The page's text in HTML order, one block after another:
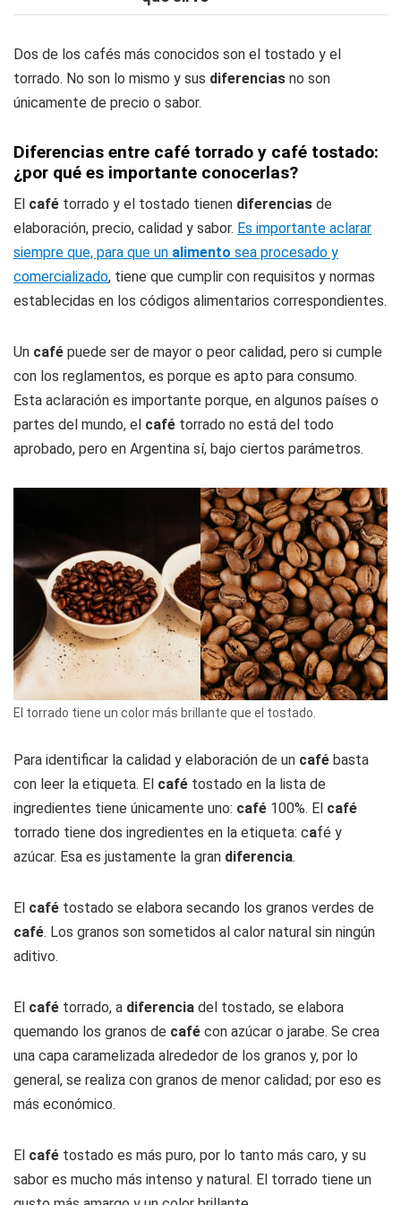
Dos de los cafés más conocidos son el tostado y el
torrado. No son lo mismo y sus diferencias no son
únicamente de precio o sabor.
Diferencias entre café torrado y café tostado:
¿por qué es importante conocerlas?
El café torrado y el tostado tienen diferencias de
elaboración, precio, calidad y sabor. Es importante aclarar
siempre que, para que un alimento sea procesado y
comercializado, tiene que cumplir con requisitos y normas
establecidas en los códigos alimentarios correspondientes.
Un café puede ser de mayor o peor calidad, pero si cumple
con los reglamentos, es porque es apto para consumo.
Esta aclaración es importante porque, en algunos países o
partes del mundo, el café torrado no está del todo
aprobado, pero en Argentina sí, bajo ciertos parámetros.
El torrado tiene un color más brillante que el tostado.
Para identificar la calidad y elaboración de un café basta
con leer la etiqueta. El café tostado en la lista de
ingredientes tiene únicamente uno: café 100%. El café
torrado tiene dos ingredientes en la etiqueta: café y
azúcar. Esa es justamente la gran diferencia.
El café tostado se elabora secando los granos verdes de
café. Los granos son sometidos al calor natural sin ningún
aditivo.
El café torrado, a diferencia del tostado, se elabora
quemando los granos de café con azúcar o jarabe. Se crea
una capa caramelizada alrededor de los granos y, por lo
general, se realiza con granos de menor calidad; por eso es
más económico.
El café tostado es más puro, por lo tanto más caro, y su
sabor es mucho más intenso y natural. El torrado tiene un